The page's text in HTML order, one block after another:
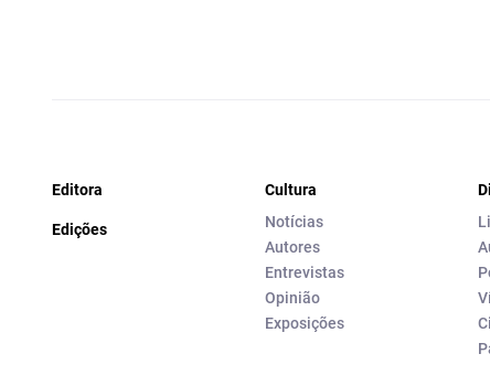
Editora
Edições
Cultura
Notícias
Autores
Entrevistas
Opinião
Exposições